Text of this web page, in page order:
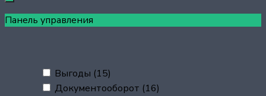
Панель управления
Выгоды (15)
Документооборот (16)